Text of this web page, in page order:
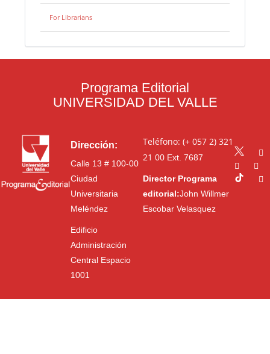
For Librarians
Programa Editorial
UNIVERSIDAD DEL VALLE
Dirección:
Calle 13 # 100-00
Ciudad
Universitaria
Meléndez
Edificio
Administración
Central Espacio
1001
Teléfono: (+ 057 2) 321
21 00Ext. 7687
Director Programa
editorial:John Willmer
Escobar Velasquez